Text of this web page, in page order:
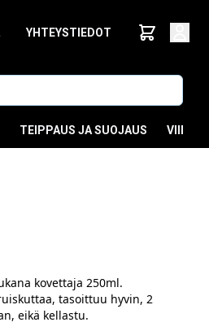
YHTEYSTIEDOT
TEIPPAUS JA SUOJAUS
kovettaja 250ml.
tasoittuu hyvin, 2
eikä kellastu.